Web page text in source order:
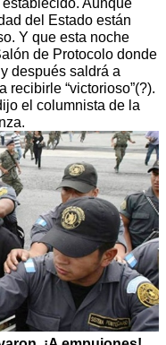
del Estado están
Y que esta noche
de Protocolo donde
después saldrá a
recibirle “victorioso”(?).
el columnista de la